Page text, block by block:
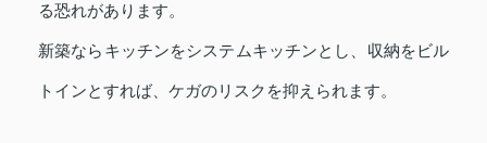
る恐れがあります。
新築ならキッチンをシステムキッチンとし、収納をビル
トインとすれば、ケガのリスクを抑えられます。